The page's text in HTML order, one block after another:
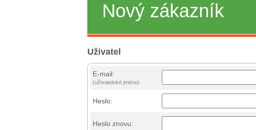
Nový zákazník
Uživatel
E-mail:
(uživatelské jméno)
Heslo:
Heslo znovu: